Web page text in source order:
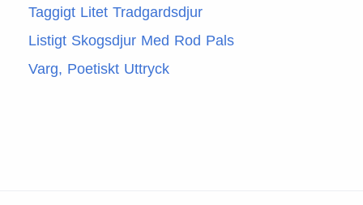
Taggigt Litet Tradgardsdjur
Listigt Skogsdjur Med Rod Pals
Varg, Poetiskt Uttryck